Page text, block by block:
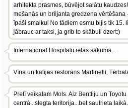
arhitekta prasmes, būvējot salātu
mešanās un briljanta gredzena vērtēšana
īpaši smalku! No tādiem esmu bijis tik 15.
jābrauc ar taksi, ja grib to skābuli dzert:)
International Hospitāļu ielas sākumā...
Vīna un kafijas restorāns Martinelli,
Pretī veikalam Mols. Aiz Bentliju un
centrà...slegta teritorija...bet saulrieta